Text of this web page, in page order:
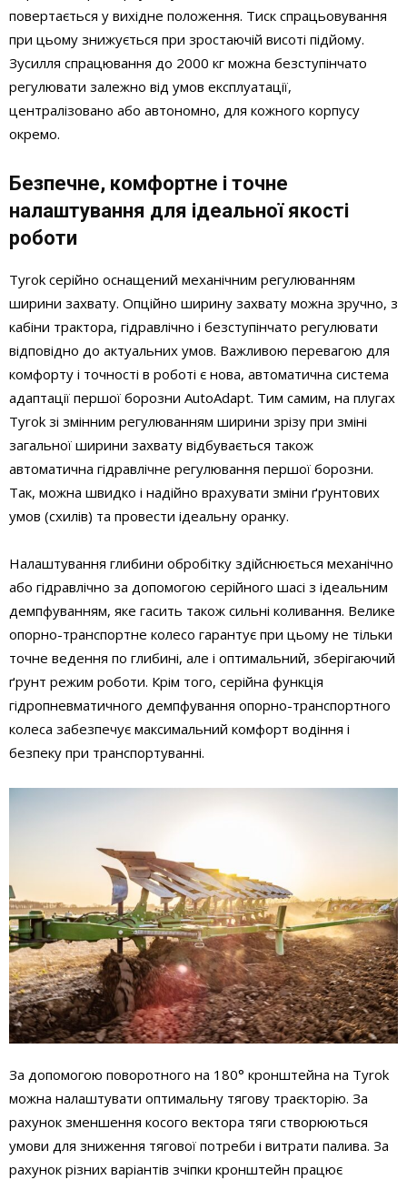
повертається у вихідне положення. Тиск спрацьовування
при цьому знижується при зростаючій висоті підйому.
Зусилля спрацювання до 2000 кг можна безступінчато
регулювати залежно від умов експлуатації,
централізовано або автономно, для кожного корпусу
окремо.
Безпечне, комфортне і точне
налаштування для ідеальної якості
роботи
Tyrok серійно оснащений механічним регулюванням
ширини захвату. Опційно ширину захвату можна зручно, з
кабіни трактора, гідравлічно і безступінчато регулювати
відповідно до актуальних умов. Важливою перевагою для
комфорту і точності в роботі є нова, автоматична система
адаптації першої борозни AutoAdapt. Тим самим, на плугах
Tyrok зі змінним регулюванням ширини зрізу при зміні
загальної ширини захвату відбувається також
автоматична гідравлічне регулювання першої борозни.
Так, можна швидко і надійно врахувати зміни ґрунтових
умов (схилів) та провести ідеальну оранку.
Налаштування глибини обробітку здійснюється механічно
або гідравлічно за допомогою серійного шасі з ідеальним
демпфуванням, яке гасить також сильні коливання. Велике
опорно-транспортне колесо гарантує при цьому не тільки
точне ведення по глибині, але і оптимальний, зберігаючий
ґрунт режим роботи. Крім того, серійна функція
гідропневматичного демпфування опорно-транспортного
колеса забезпечує максимальний комфорт водіння і
безпеку при транспортуванні.
За допомогою поворотного на 180° кронштейна на Tyrok
можна налаштувати оптимальну тягову траєкторію. За
рахунок зменшення косого вектора тяги створюються
умови для зниження тягової потреби і витрати палива. За
рахунок різних варіантів зчіпки кронштейн працює